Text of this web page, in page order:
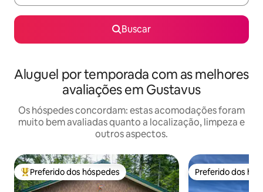
Buscar
Aluguel por temporada com as melhores
avaliações em Gustavus
Os hóspedes concordam: estas acomodações foram
muito bem avaliadas quanto a localização, limpeza e
outros aspectos.
Entre os melhores preferidos dos hóspedes
Preferido dos hóspedes Preferido dos
Preferido dos